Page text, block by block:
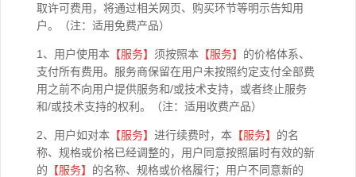
取许可费用，将通过相关网页、购买环节等明示告知用
户。（注：适用免费产品）
1、用户使用本 【服务】 须按照本 【服务】 的价格体系、
支付所有费用。服务商保留在用户未按照约定支付全部费
用之前不向用户提供服务和/或技术支持，或者终止服务
和/或技术支持的权利。（注：适用收费产品）
2、用户如对本 【服务】 进行续费时，本 【服务】 的名
称、规格或价格已经调整的，用户同意按照届时有效的新
的 【服务】 的名称、规格或价格履行；用户不同意新的